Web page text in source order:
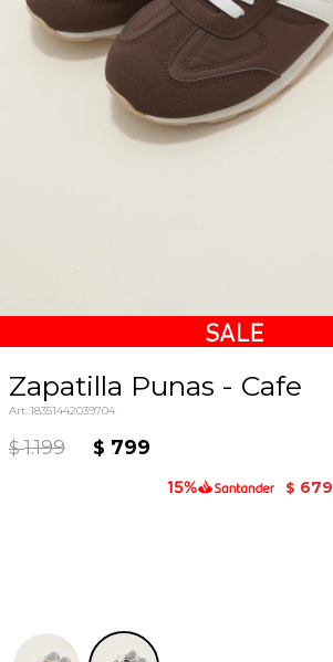
Zapatilla Punas - Cafe
18351442039704
$ 1.199 $ 799
$ 679